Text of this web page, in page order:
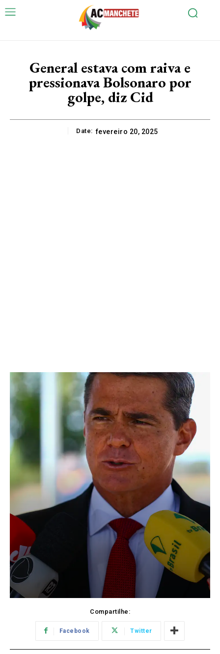
General estava com raiva e
pressionava Bolsonaro por
golpe, diz Cid
Date: fevereiro 20, 2025
Compartilhe:
Facebook Twitter